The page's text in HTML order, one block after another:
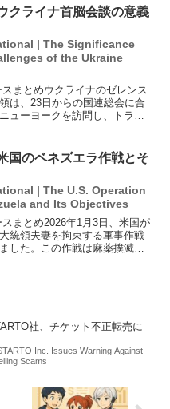
渡り、日本の未来に影響を与
あり、...
クライナ首脳会談の意義
| The Significance
of the Ukraine
まとめウクライナのゼレンス
は、23日からの国連総会に合
ューヨークを訪問し、トラン
イナに対する安全の保証につ
がどのよう...
国のベネズエラ作戦とそ
| The U.S. Operation
and Its Objectives
まとめ2026年1月3日、米国が
統領夫妻を拘束する軍事作戦
した。この作戦は麻薬撲滅を
社、チケット不正転売に
Inc. Issues Warning Against
Scams